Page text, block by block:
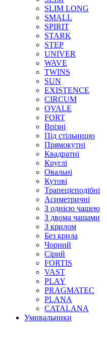
SLIM LONG
SMALL
SPIRIT
STARK
STEP
UNIVER
WAVE
TWINS
SUN
EXISTENCE
CIRCUM
OVALE
FORT
Врізні
Під стільницю
Прямокутні
Квадратні
Круглі
Овальні
Кутові
Трапецієподібні
Асиметричні
З однією чашею
З двома чашами
З крилом
Без крила
Чорний
Сірий
FORTIS
VAST
PLAY
PRAGMATEC
PLANA
CATALANA
Умивальники